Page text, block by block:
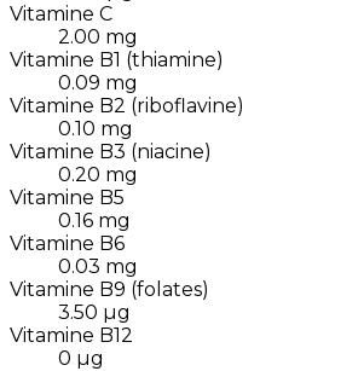
Vitamine C
2.00 mg
Vitamine B1 (thiamine)
0.09 mg
Vitamine B2 (riboflavine)
0.10 mg
Vitamine B3 (niacine)
0.20 mg
Vitamine B5
0.16 mg
Vitamine B6
0.03 mg
Vitamine B9 (folates)
3.50 µg
Vitamine B12
0 µg